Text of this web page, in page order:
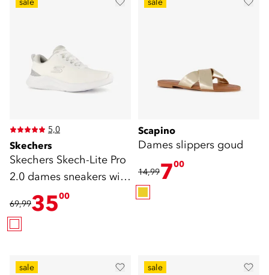
5,0
Skechers
Skechers Skech-Lite Pro
2.0 dames sneakers wit
69,993500
Scapino
Dames slippers goud
14,99700
sale sale